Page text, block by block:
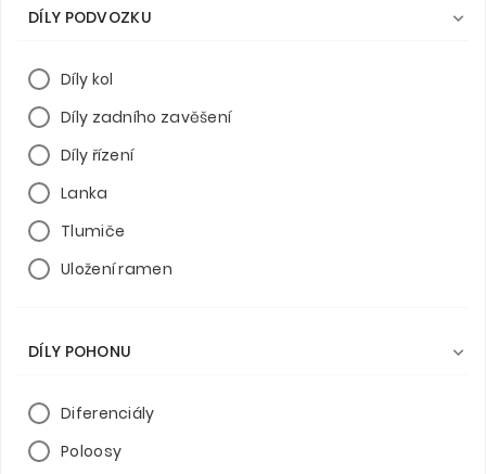
DÍLY PODVOZKU 
Díly kol
Díly zadního zavěšení
Díly řízení
Lanka
Tlumiče
Uložení ramen
DÍLY POHONU 
Diferenciály
Poloosy